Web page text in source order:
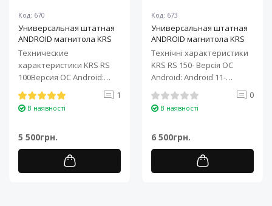
Код: 670
Универсальная штатная
ANDROID магнитола KRS
RS 100 9" 1/32 GB
Технические
характеристики KRS RS
100Версия ОС Android:
Android 11Процессор: 4-
ядерный ARM Cortex-A7..
1
В наявності
5 500грн.
Код: 673
Универсальная штатная
ANDROID магнитола KRS
RS 150 10" 2/32 GB
Технічні характеристики
KRS RS 150- Версія ОС
Android: Android 11-
Процесор: 4-ядерний ARM
Cortex-A7..
0
В наявності
6 500грн.